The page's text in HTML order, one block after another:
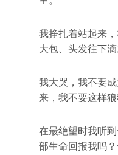
我挣扎着站起来
大包、头发往下
我大哭，我不要
来，我不要这样狼
在最绝望时我听
部生命回报我吗